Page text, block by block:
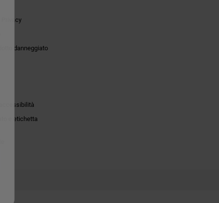
Privacy
danneggiato
e etichetta